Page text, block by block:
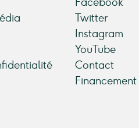
Twitter
Instagram
YouTube
Contact
Financement